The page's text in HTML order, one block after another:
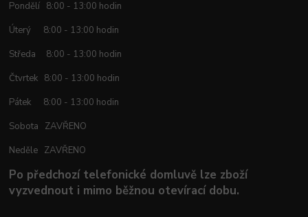
Pondělí 8:00 - 13:00 hodin
Úterý 8:00 - 13:00 hodin
Středa 8:00 - 13:00 hodin
Čtvrtek 8:00 - 13:00 hodin
Pátek 8:00 - 13:00 hodin
Sobota ZAVŘENO
Neděle ZAVŘENO
Po předchozí telefonické domluvě lze zboží
vyzvednout i mimo běžnou otevírací dobu.